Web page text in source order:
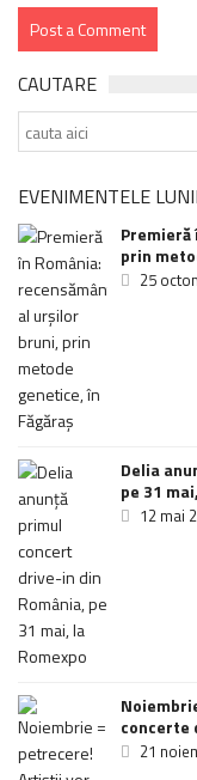
CAUTARE
EVENIMENTELE LUNII
prin
25
Delia
pe 31
12 mai
concerte
21